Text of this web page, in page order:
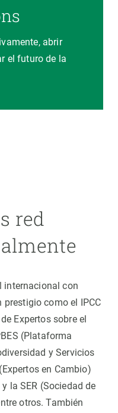
abrir
el futuro de la
red
internacional con
prestigio como el IPCC
Expertos sobre el
(Plataforma
y Servicios
en Cambio)
la SER (Sociedad de
otros. También